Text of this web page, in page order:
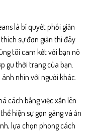
là bí quyết phối giản
sự đơn giản thì đây
tôi cam kết với bạn nó
gu thời trang của bạn.
nhìn với người khác.
cách bằng việc xắn lên
hiện sự gọn gàng và ấn
lựa chọn phong cách